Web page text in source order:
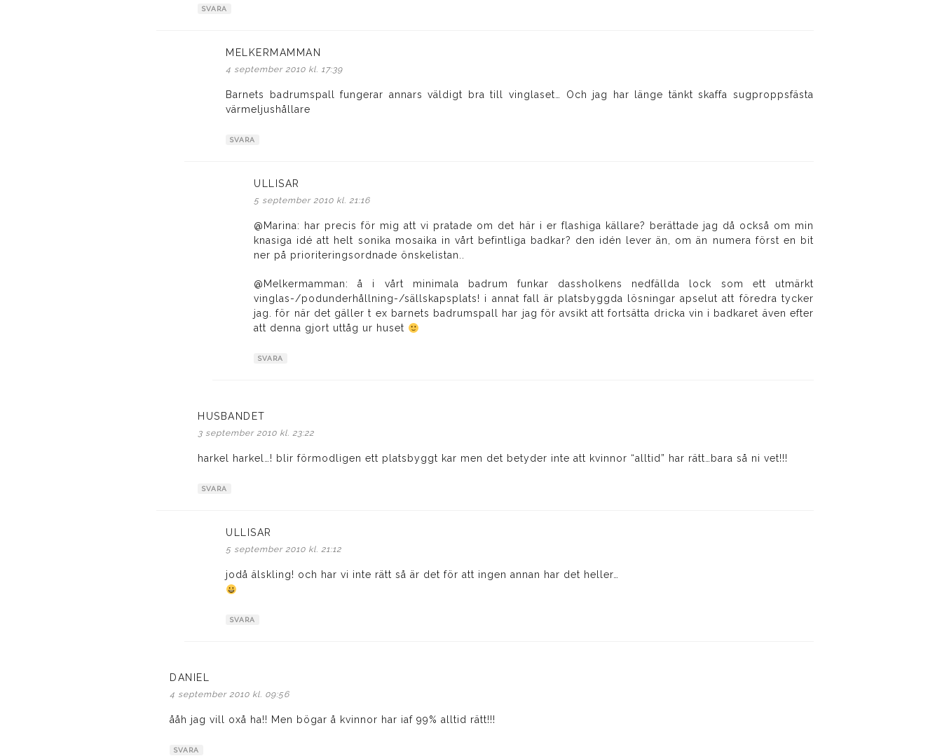
SVARA
MELKERMAMMAN
4 september 2010 kl. 17:39
Barnets badrumspall fungerar annars väldigt bra till vinglaset… Och jag har länge tänkt skaffa sugproppsfästa
värmeljushållare
SVARA
ULLISAR
5 september 2010 kl. 21:16
@Marina: har precis för mig att vi pratade om det här i er flashiga källare? berättade jag då också om min
knasiga idé att helt sonika mosaika in vårt befintliga badkar? den idén lever än, om än numera först en bit
ner på prioriteringsordnade önskelistan..
@Melkermamman: å i vårt minimala badrum funkar dassholkens nedfällda lock som ett utmärkt
vinglas-/podunderhållning-/sällskapsplats! i annat fall är platsbyggda lösningar apselut att föredra tycker
jag. för när det gäller t ex barnets badrumspall har jag för avsikt att fortsätta dricka vin i badkaret även efter
att denna gjort uttåg ur huset
SVARA
HUSBANDET
3 september 2010 kl. 23:22
harkel harkel…! blir förmodligen ett platsbyggt kar men det betyder inte att kvinnor “alltid” har rätt…bara så ni vet!!!
SVARA
ULLISAR
5 september 2010 kl. 21:12
jodå älskling! och har vi inte rätt så är det för att ingen annan har det heller…
SVARA
DANIEL
4 september 2010 kl. 09:56
ååh jag vill oxå ha!! Men bögar å kvinnor har iaf 99% alltid rätt!!!
SVARA